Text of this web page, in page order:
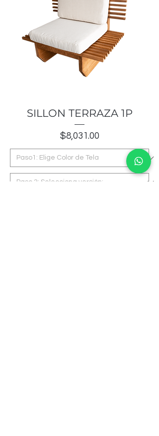
SILLON TERRAZA 1P
Precio
$8,031.00